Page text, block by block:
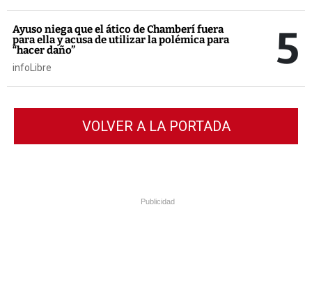
Ayuso niega que el ático de Chamberí fuera
para ella y acusa de utilizar la polémica para
“hacer daño”
infoLibre 5
VOLVER A LA PORTADA
Publicidad